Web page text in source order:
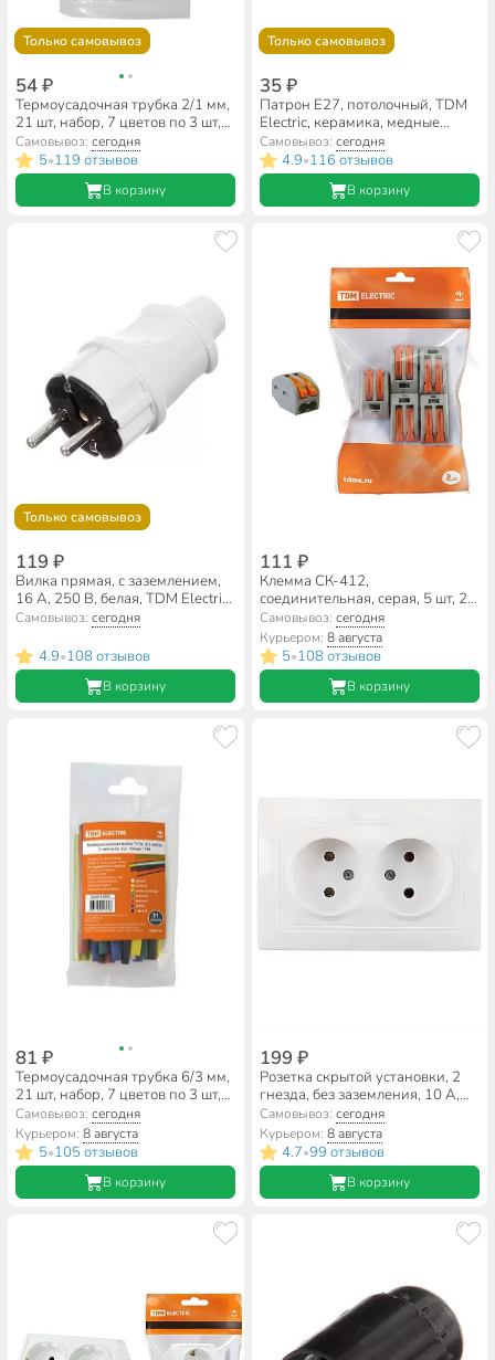
Только самовывоз
54 ₽
Термоусадочная трубка 2/1 мм,
21 шт, набор, 7 цветов по 3 шт,
100 мм, TDM Electric, SQ0518-
0501
Самовывоз:сегодня
5•119 отзывов
В корзину
Только самовывоз
35 ₽
Патрон E27, потолочный, TDM
Electric, керамика, медные
контакты и гильза, SQ0319-
0002
Самовывоз: сегодня
4.9•116 отзывов
В корзину
Только самовывоз
119 ₽
Вилка прямая, с заземлением,
16 А, 250 В, белая, TDM Electric,
SQ1806-0003
Самовывоз:сегодня
4.9•108 отзывов
В корзину
111 ₽
Клемма СК-412,
соединительная, серая, 5 шт, 2.5
мм², TDM Electric, SQ0527-0011
Самовывоз: сегодня
Курьером: 8 августа
5•108 отзывов
В корзину
81 ₽
Термоусадочная трубка 6/3 мм,
21 шт, набор, 7 цветов по 3 шт,
100 мм, TDM Electric, SQ0518-
0503
Самовывоз:сегодня
Курьером:8 августа
5•105 отзывов
В корзину
199 ₽
Розетка скрытой установки, 2
гнезда, без заземления, 10 А,
керамика, белая, TDM Electric,
Таймыр, SQ1814-0013
Самовывоз: сегодня
Курьером: 8 августа
4.7•99 отзывов
В корзину